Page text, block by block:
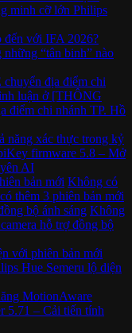
minh cỡ lớn Philips
đến với IFA 2026?
những “tân binh” nào
địa điểm chi
luận ở [THÔNG
chi nhánh TP. Hồ
năng xác thực trong kỷ
firmware 5.8 – Mở
AI
bản mới Không có
thêm 3 phiên bản mới
bộ ánh sáng Không
hỗ trợ đồng bộ
với phiên bản mới
Hue Semeru lộ diện
MotionAware
5.71 – Cải tiến tính